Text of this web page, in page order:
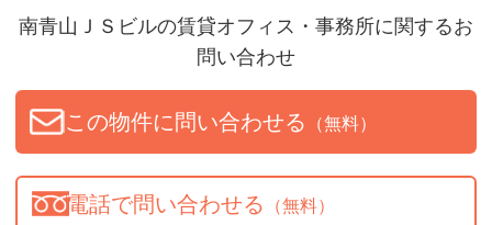
南青山ＪＳビルの賃貸オフィス・事務所に関するお
問い合わせ
この物件に問い合わせる （無料）
電話で問い合わせる （無料）